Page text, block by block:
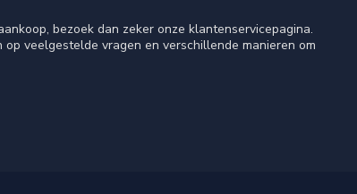
bezoek dan zeker onze klantenservicepagina.
veelgestelde vragen en verschillende manieren om